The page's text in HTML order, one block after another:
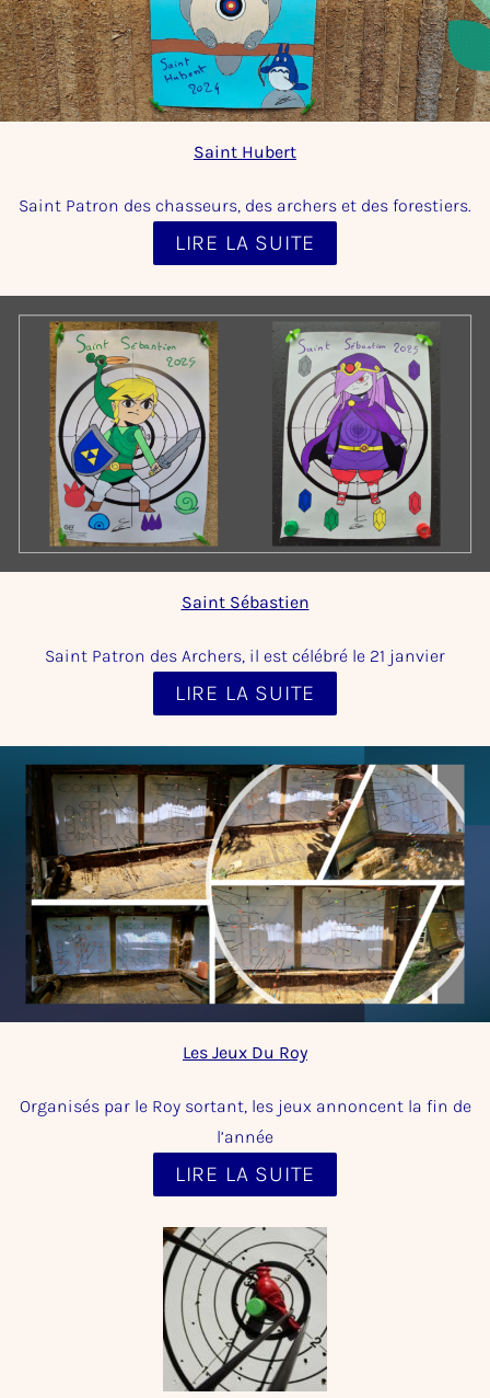
Saint Hubert
Saint Patron des chasseurs, des archers et des forestiers.
LIRE LA SUITE
Saint Sébastien
Saint Patron des Archers, il est célébré le 21 janvier
LIRE LA SUITE
Les Jeux Du Roy
Organisés par le Roy sortant, les jeux annoncent la fin de
l’année
LIRE LA SUITE